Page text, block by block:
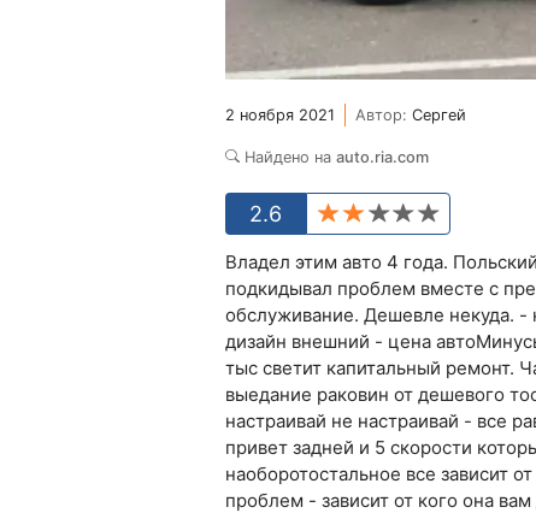
2 ноября 2021 Автор: Сергей
Найдено на auto.ria.com
2.6
Владел этим авто 4 года.
подкидывал проблем вместе с
обслуживание. Дешевле некуда. -
дизайн внешний - цена
тыс светит капитальный ремонт.
выедание раковин от дешевого
настраивай не настраивай - все
привет задней и 5 скорости
наоборотостальное все зависит
проблем - зависит от кого она